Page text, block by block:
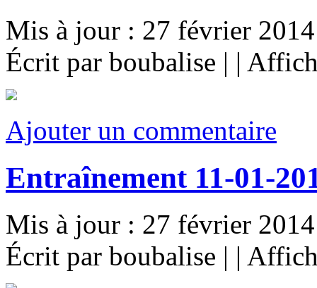
Mis à jour : 27 février 2014
Écrit par boubalise | |
Ajouter un commentaire
Entraînement 11-01-
Mis à jour : 27 février 2014
Écrit par boubalise | |